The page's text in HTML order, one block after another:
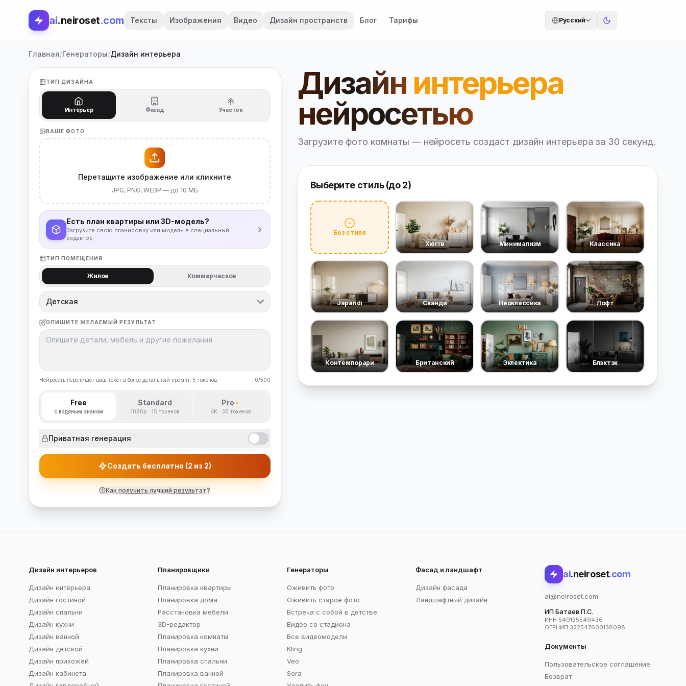
ai.neiroset.com Тексты Изображения Видео Дизайн пространств Блог Тарифы Русский
Главная/Генераторы/Дизайн интерьера
ТИП ДИЗАЙНА
Интерьер Фасад Участок
ВАШЕ ФОТО
Перетащите изображение или кликните
JPG, PNG, WEBP — до 10 МБ
Есть план квартиры или 3D-модель?
Загрузите свою планировку или модель в специальный
редактор
ТИП ПОМЕЩЕНИЯ
Жилое Коммерческое
Детская
ОПИШИТЕ ЖЕЛАЕМЫЙ РЕЗУЛЬТАТ
Нейросеть перепишет ваш текст в более детальный промпт. 5 токенов. 0/500
Free
с водяным знаком
Standard
1080p · 15 токенов
Pro
4K · 30 токенов
Приватная генерация
Создать бесплатно (2 из 2)
Как получить лучший результат?
Дизайн интерьера
нейросетью
Загрузите фото комнаты — нейросеть создаст дизайн интерьера за 30 секунд.
Выберите стиль (до 2)
Без стиля
Хюгге
Минимализм Классика
Japandi Сканди Неоклассика Лофт
Контемпорари Британский Эклектика Блэктэк
Дизайн интерьеров
Дизайн интерьера
Дизайн гостиной
Дизайн спальни
Дизайн кухни
Дизайн ванной
Дизайн детской
Дизайн прихожей
Дизайн кабинета
Планировщики
Планировка квартиры
Планировка дома
Расстановка мебели
3D-редактор
Планировка комнаты
Планировка кухни
Планировка спальни
Планировка ванной
Генераторы
Оживить фото
Оживить старое фото
Встреча с собой в детстве
Видео со стадиона
Все видеомодели
Kling
Veo
Sora
Фасад и ландшафт
Дизайн фасада
Ландшафтный дизайн
ai.neiroset.com
ai@neiroset.com
ИП Батаев П.С.
ИНН 540135549436
ОГРНИП 322547600138098
Документы
Пользовательское соглашение
Возврат